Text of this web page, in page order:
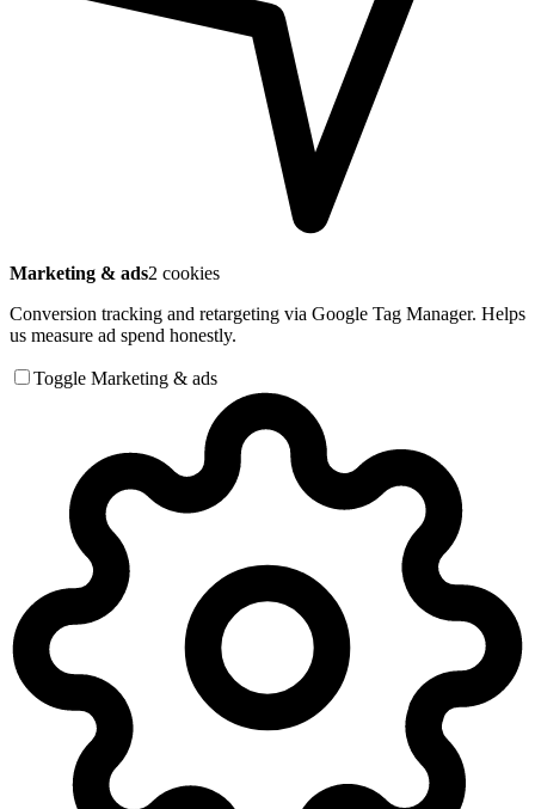
Marketing & ads2 cookies
Conversion tracking and retargeting via Google Tag Manager. Helps
us measure ad spend honestly.
Toggle Marketing & ads